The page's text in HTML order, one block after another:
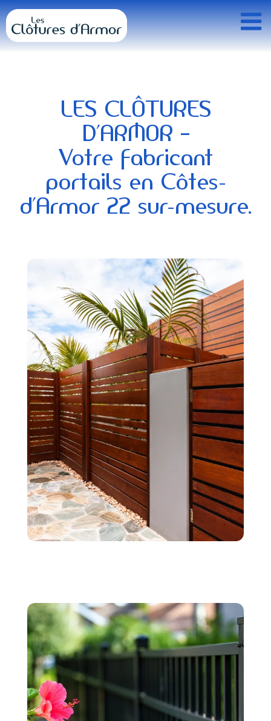
Passer
au
contenu
LES CLÔTURES
D’ARMOR –
Votre fabricant
portails en Côtes-
d’Armor 22 sur-mesure.